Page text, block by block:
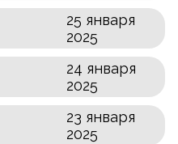
25 января
2025
24 января
2025
23 января
2025